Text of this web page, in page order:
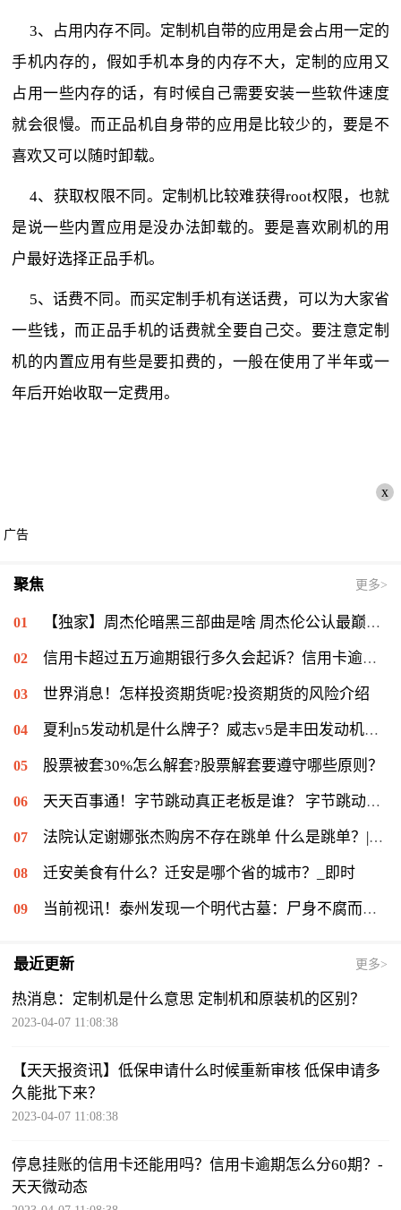
3、占用内存不同。定制机自带的应用是会占用一定的
手机内存的，假如手机本身的内存不大，定制的应用又
占用一些内存的话，有时候自己需要安装一些软件速度
就会很慢。而正品机自身带的应用是比较少的，要是不
喜欢又可以随时卸载。
4、获取权限不同。定制机比较难获得root权限，也就
是说一些内置应用是没办法卸载的。要是喜欢刷机的用
户最好选择正品手机。
5、话费不同。而买定制手机有送话费，可以为大家省
一些钱，而正品手机的话费就全要自己交。要注意定制
机的内置应用有些是要扣费的，一般在使用了半年或一
年后开始收取一定费用。
x
广告
聚焦 更多>
【独家】周杰伦暗黑三部曲是啥 周杰伦公认最巅峰的歌是哪首？
信用卡超过五万逾期银行多久会起诉？信用卡逾期一个月会怎么样？-今日热搜
世界消息！怎样投资期货呢?投资期货的风险介绍
夏利n5发动机是什么牌子？威志v5是丰田发动机吗？_环球热点评
股票被套30%怎么解套?股票解套要遵守哪些原则？
天天百事通！字节跳动真正老板是谁？ 字节跳动上市时间是什么时候？
法院认定谢娜张杰购房不存在跳单 什么是跳单？|全球最资讯
迁安美食有什么？迁安是哪个省的城市？_即时
当前视讯！泰州发现一个明代古墓：尸身不腐而且在手上还佩戴了一个绿宝石
最近更新 更多>
热消息：定制机是什么意思 定制机和原装机的区别？
2023-04-07 11:08:38
【天天报资讯】低保申请什么时候重新审核 低保申请多
久能批下来？
2023-04-07 11:08:38
停息挂账的信用卡还能用吗？信用卡逾期怎么分60期？-
天天微动态